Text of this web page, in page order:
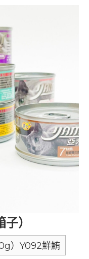
）
）Y092鮮鮪